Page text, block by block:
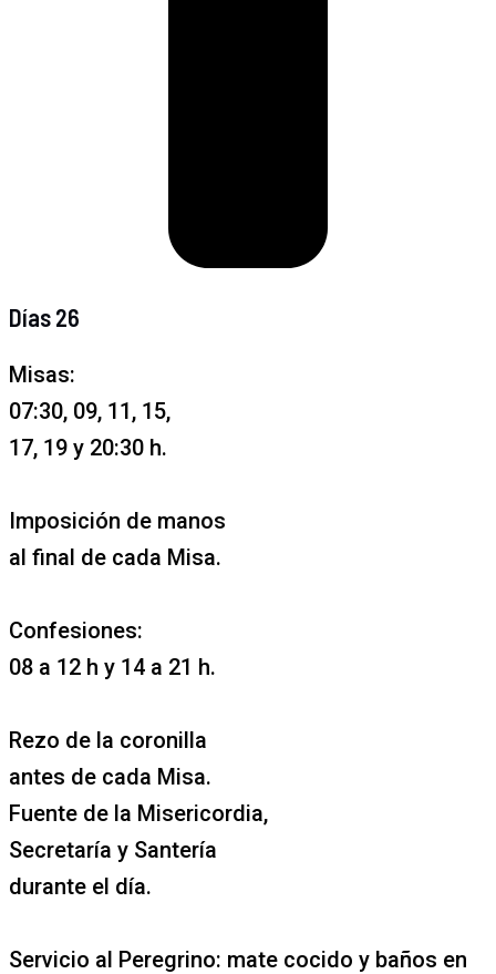
Días 26
Misas:
07:30, 09, 11, 15,
17, 19 y 20:30 h.
Imposición de manos
al final de cada Misa.
Confesiones:
08 a 12 h y 14 a 21 h.
Rezo de la coronilla
antes de cada Misa.
Fuente de la Misericordia,
Secretaría y Santería
durante el día.
Servicio al Peregrino: mate cocido y baños en